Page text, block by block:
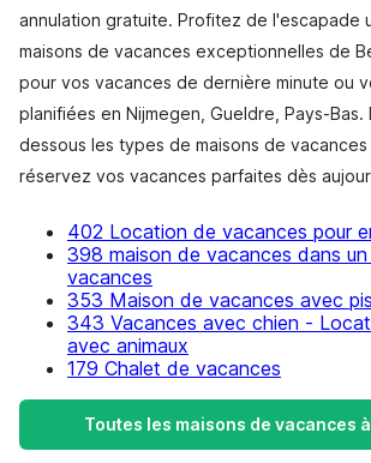
annulation gratuite. Profitez de l'escapade
maisons de vacances exceptionnelles de
pour vos vacances de dernière minute ou
planifiées en Nijmegen, Gueldre, Pays-
dessous les types de maisons de
réservez vos vacances parfaites dès
402 Location de vacances pour
398 maison de vacances dans
vacances
353 Maison de vacances avec
343 Vacances avec chien -
avec animaux
179 Chalet de vacances
Toutes les maisons de vacances